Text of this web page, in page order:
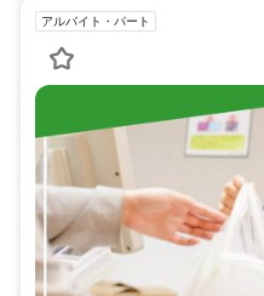
アルバイト・パート